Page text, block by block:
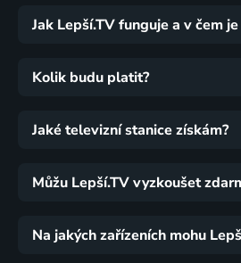
Jak Lepší.TV funguje a v čem
Kolik budu platit?
Jaké televizní stanice získám?
Můžu Lepší.TV vyzkoušet
Na jakých zařízeních mohu